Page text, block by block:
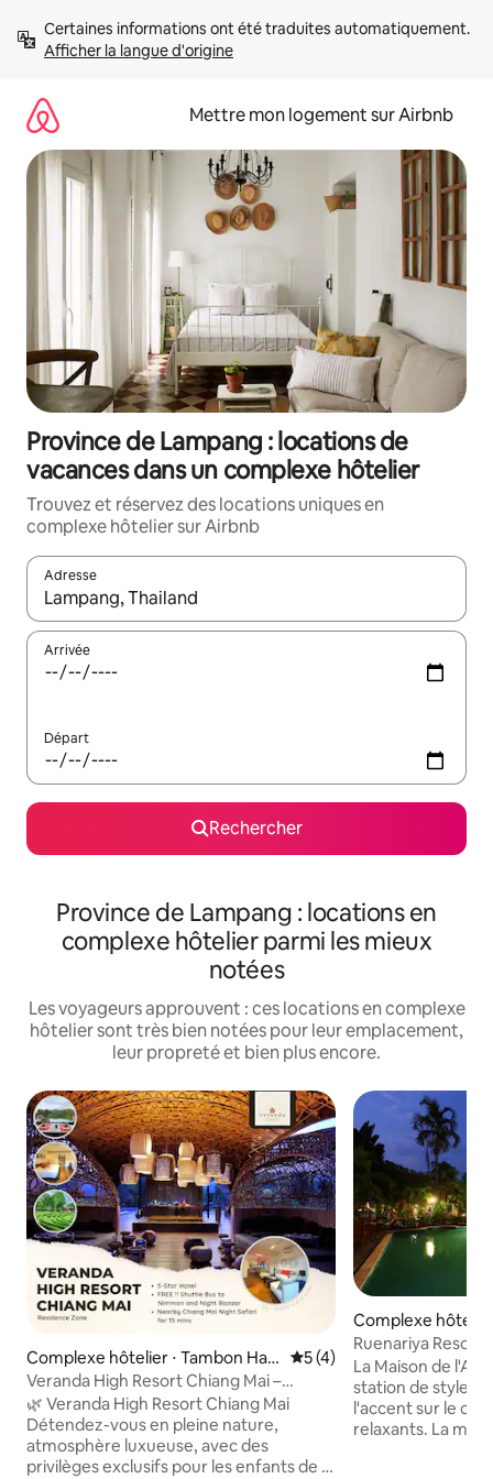
directement
Afficher la langue d'origine
Mettre mon logement sur Airbnb
Province de Lampang : locations de
vacances dans un complexe hôtelier
Trouvez et réservez des locations uniques en
complexe hôtelier sur Airbnb
Adresse
Lorsque les résultats s'affichent, utilisez les flèches vers le
Arrivée
Départ
Rechercher
Province de Lampang : locations en
complexe hôtelier parmi les mieux
notées
Les voyageurs approuvent : ces locations en complexe
hôtelier sont très bien notées pour leur emplacement,
leur propreté et bien plus encore.
Complexe hôtelier ⋅ Tambon Han
g Dong
Évaluation moyenne sur
5 (4)
Veranda High Resort Chiang Mai –
MGallery
🌿 Veranda High Resort Chiang Mai
Détendez-vous en pleine nature,
atmosphère luxueuse, avec des
privilèges exclusifs pour les enfants de la
Complexe
Ruenariya Resort
La Maison de
station de style
l'accent sur le
relaxants. La